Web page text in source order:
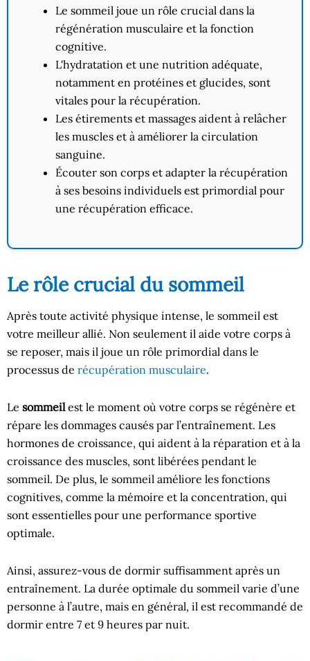
Le sommeil joue un rôle crucial dans la
régénération musculaire et la fonction
cognitive.
L'hydratation et une nutrition adéquate,
notamment en protéines et glucides, sont
vitales pour la récupération.
Les étirements et massages aident à relâcher
les muscles et à améliorer la circulation
sanguine.
Écouter son corps et adapter la récupération
à ses besoins individuels est primordial pour
une récupération efficace.
Le rôle crucial du sommeil
Après toute activité physique intense, le sommeil est
votre meilleur allié. Non seulement il aide votre corps à
se reposer, mais il joue un rôle primordial dans le
processus de récupération musculaire.
Le sommeilest le moment où votre corps se régénère et
répare les dommages causés par l’entraînement. Les
hormones de croissance, qui aident à la réparation et à la
croissance des muscles, sont libérées pendant le
sommeil. De plus, le sommeil améliore les fonctions
cognitives, comme la mémoire et la concentration, qui
sont essentielles pour une performance sportive
optimale.
Ainsi, assurez-vous de dormir suffisamment après un
entraînement. La durée optimale du sommeil varie d’une
personne à l’autre, mais en général, il est recommandé de
dormir entre 7 et 9 heures par nuit.